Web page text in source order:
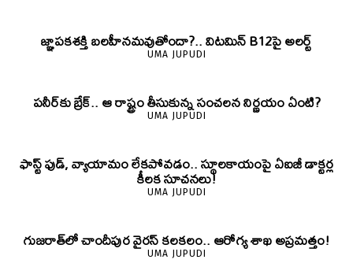
జ్ఞాపకశక్తి బలహీనమవుతోందా?.. విటమిన్ B12పై అలర్ట్
UMA JUPUDI
పనీర్‌కు బ్రేక్.. ఆ రాష్ట్రం తీసుకున్న సంచలన నిర్ణయం ఏంటి?
UMA JUPUDI
ఫాస్ట్ ఫుడ్, వ్యాయామం లేకపోవడం.. స్థూలకాయంపై ఏఐజీ డాక్టర్ల
కీలక సూచనలు!
UMA JUPUDI
గుజరాత్‌లో చాందీపుర వైరస్ కలకలం.. ఆరోగ్య శాఖ అప్రమత్తం!
UMA JUPUDI